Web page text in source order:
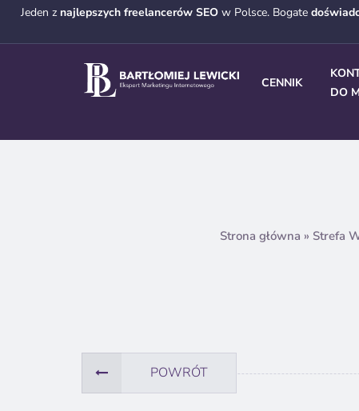
Jeden z najlepszych freelancerów SEO w Polsce. Bogate
CENNIK
DO
Strona główna » Strefa
POWRÓT